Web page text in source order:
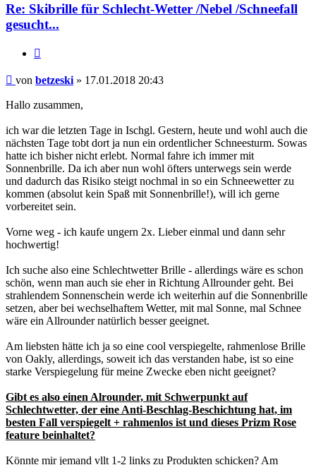
Re: Skibrille für Schlecht-Wetter /Nebel /Schneefall
gesucht...
Beitrag
von betzeski » 17.01.2018 20:43
Hallo zusammen,
ich war die letzten Tage in Ischgl. Gestern, heute und wohl auch die
nächsten Tage tobt dort ja nun ein ordentlicher Schneesturm. Sowas
hatte ich bisher nicht erlebt. Normal fahre ich immer mit
Sonnenbrille. Da ich aber nun wohl öfters unterwegs sein werde
und dadurch das Risiko steigt nochmal in so ein Schneewetter zu
kommen (absolut kein Spaß mit Sonnenbrille!), will ich gerne
vorbereitet sein.
Vorne weg - ich kaufe ungern 2x. Lieber einmal und dann sehr
hochwertig!
Ich suche also eine Schlechtwetter Brille - allerdings wäre es schon
schön, wenn man auch sie eher in Richtung Allrounder geht. Bei
strahlendem Sonnenschein werde ich weiterhin auf die Sonnenbrille
setzen, aber bei wechselhaftem Wetter, mit mal Sonne, mal Schnee
wäre ein Allrounder natürlich besser geeignet.
Am liebsten hätte ich ja so eine cool verspiegelte, rahmenlose Brille
von Oakly, allerdings, soweit ich das verstanden habe, ist so eine
starke Verspiegelung für meine Zwecke eben nicht geeignet?
Gibt es also einen Alrounder, mit Schwerpunkt auf
Schlechtwetter, der eine Anti-Beschlag-Beschichtung hat, im
besten Fall verspiegelt + rahmenlos ist und dieses Prizm Rose
feature beinhaltet?
Könnte mir jemand vllt 1-2 links zu Produkten schicken? Am